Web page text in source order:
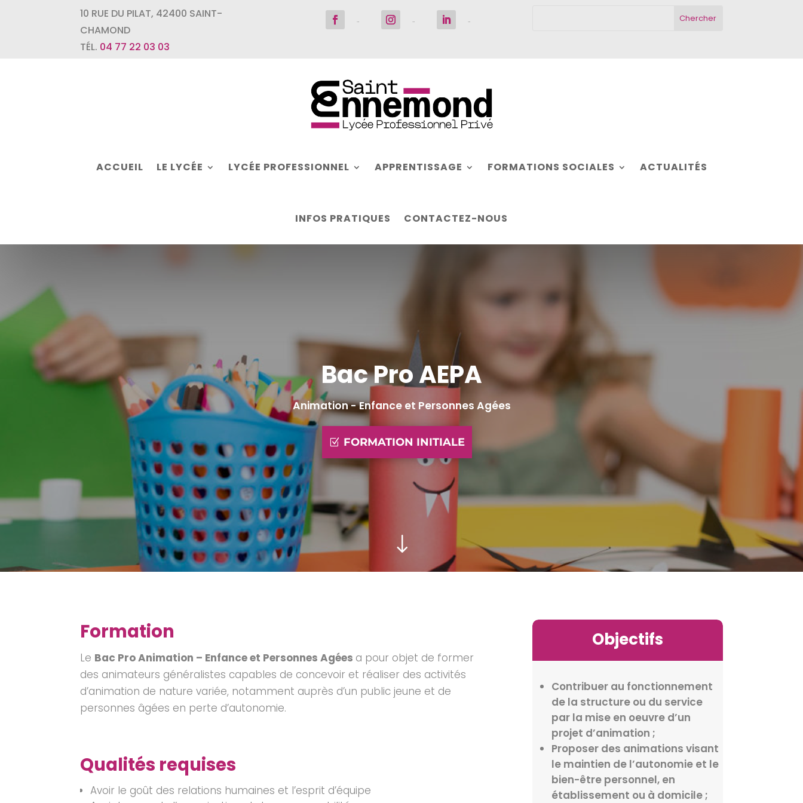
10 RUE DU PILAT, 42400 SAINT-
CHAMOND
TÉL. 04 77 22 03 03
ACCUEIL LE LYCÉE LYCÉE PROFESSIONNEL APPRENTISSAGE FORMATIONS SOCIALES ACTUALITÉS
INFOS PRATIQUES CONTACTEZ-NOUS
Bac Pro AEPA
Animation - Enfance et Personnes Agées
FORMATION INITIALE
"
Formation
Le Bac Pro Animation – Enfance et Personnes Agées a pour objet de former
des animateurs généralistes capables de concevoir et réaliser des activités
d’animation de nature variée, notamment auprès d’un public jeune et de
personnes âgées en perte d’autonomie.
Qualités requises
Avoir le goût des relations humaines et l’esprit d’équipe
Objectifs
Contribuer au fonctionnement
de la structure ou du service
par la mise en oeuvre d’un
projet d’animation ;
Proposer des animations visant
le maintien de l’autonomie et le
bien-être personnel, en
établissement ou à domicile ;